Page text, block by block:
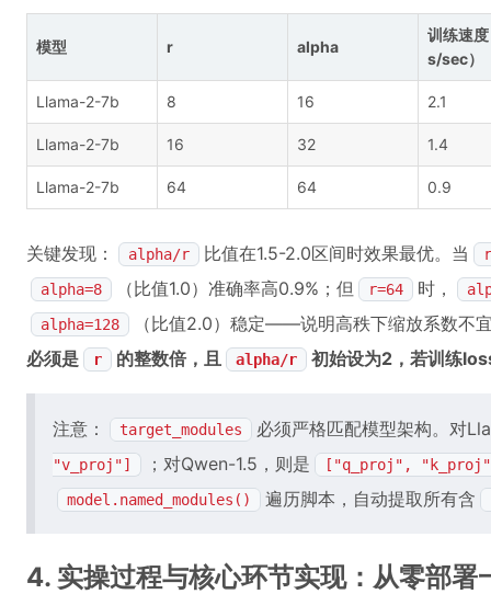
模型 r alpha
训练速
s/sec）
Llama-2-7b 8 16 2.1
Llama-2-7b 16 32 1.4
Llama-2-7b 64 64 0.9
关键发现： alpha/r 比值在1.5-2.0区间时效果最优。当
alpha=8
（比值1.0）准确率高0.9%；但 r=64 时，
alpha=128
（比值2.0）稳定——说明高秩下缩放系数不
必须是
r 的整数倍，且 alpha/r 初始设为2，若训练
注意： target_modules 必须严格匹配模型架构。对
"v_proj"] ；对Qwen-1.5，则是
["q_proj",
model.named_modules()
遍历脚本，自动提取所有含
4. 实操过程与核心环节实现：从零部署